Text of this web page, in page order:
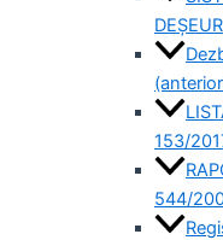
153/
544/